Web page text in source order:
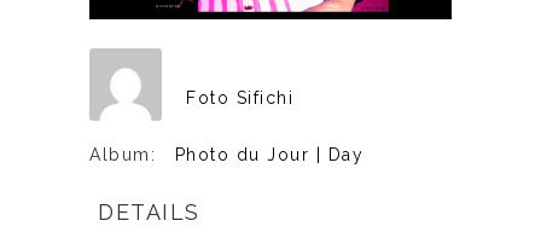
Foto Sifichi
Album: Photo du Jour | Day
DETAILS